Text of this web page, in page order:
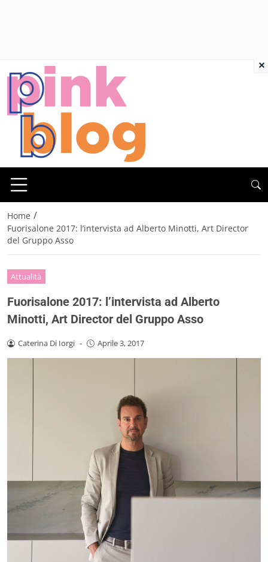
Home /
Fuorisalone 2017: l’intervista ad Alberto Minotti, Art Director
del Gruppo Asso
Attualità
Fuorisalone 2017: l’intervista ad Alberto
Minotti, Art Director del Gruppo Asso
Caterina Di Iorgi - Aprile 3, 2017
×